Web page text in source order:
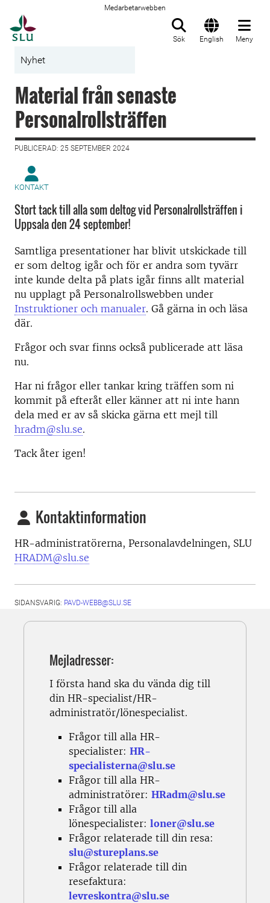
Medarbetarwebben
Sök English Meny
Nyhet
Material från senaste
Personalrollsträffen
PUBLICERAD: 25 SEPTEMBER 2024
KONTAKT
Stort tack till alla som deltog vid Personalrollsträffen i
Uppsala den 24 september!
Samtliga presentationer har blivit utskickade till
er som deltog igår och för er andra som tyvärr
inte kunde delta på plats igår finns allt material
nu upplagt på Personalrollswebben under
Instruktioner och manualer. Gå gärna in och läsa
där.
Frågor och svar finns också publicerade att läsa
nu.
Har ni frågor eller tankar kring träffen som ni
kommit på efteråt eller känner att ni inte hann
dela med er av så skicka gärna ett mejl till
hradm@slu.se.
Tack åter igen!
Kontaktinformation
HR-administratörerna, Personalavdelningen, SLU
HRADM@slu.se
SIDANSVARIG: PAVD-WEBB@SLU.SE
Mejladresser:
I första hand ska du vända dig till
din HR-specialist/HR-
administratör/lönespecialist.
Frågor till alla HR-
specialister: HR-
specialisterna@slu.se
Frågor till alla HR-
administratörer: HRadm@slu.se
Frågor till alla
lönespecialister: loner@slu.se
Frågor relaterade till din resa:
slu@stureplans.se
Frågor relaterade till din
resefaktura:
levreskontra@slu.se